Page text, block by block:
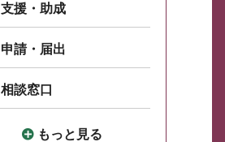
支援・助成
申請・届出
相談窓口
もっと見る